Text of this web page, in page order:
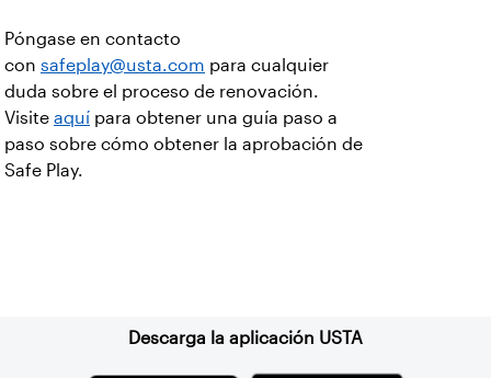
Póngase en contacto
con safeplay@usta.com para cualquier
duda sobre el proceso de renovación.
Visite aquí para obtener una guía paso a
paso sobre cómo obtener la aprobación de
Safe Play.
Descarga la aplicación USTA